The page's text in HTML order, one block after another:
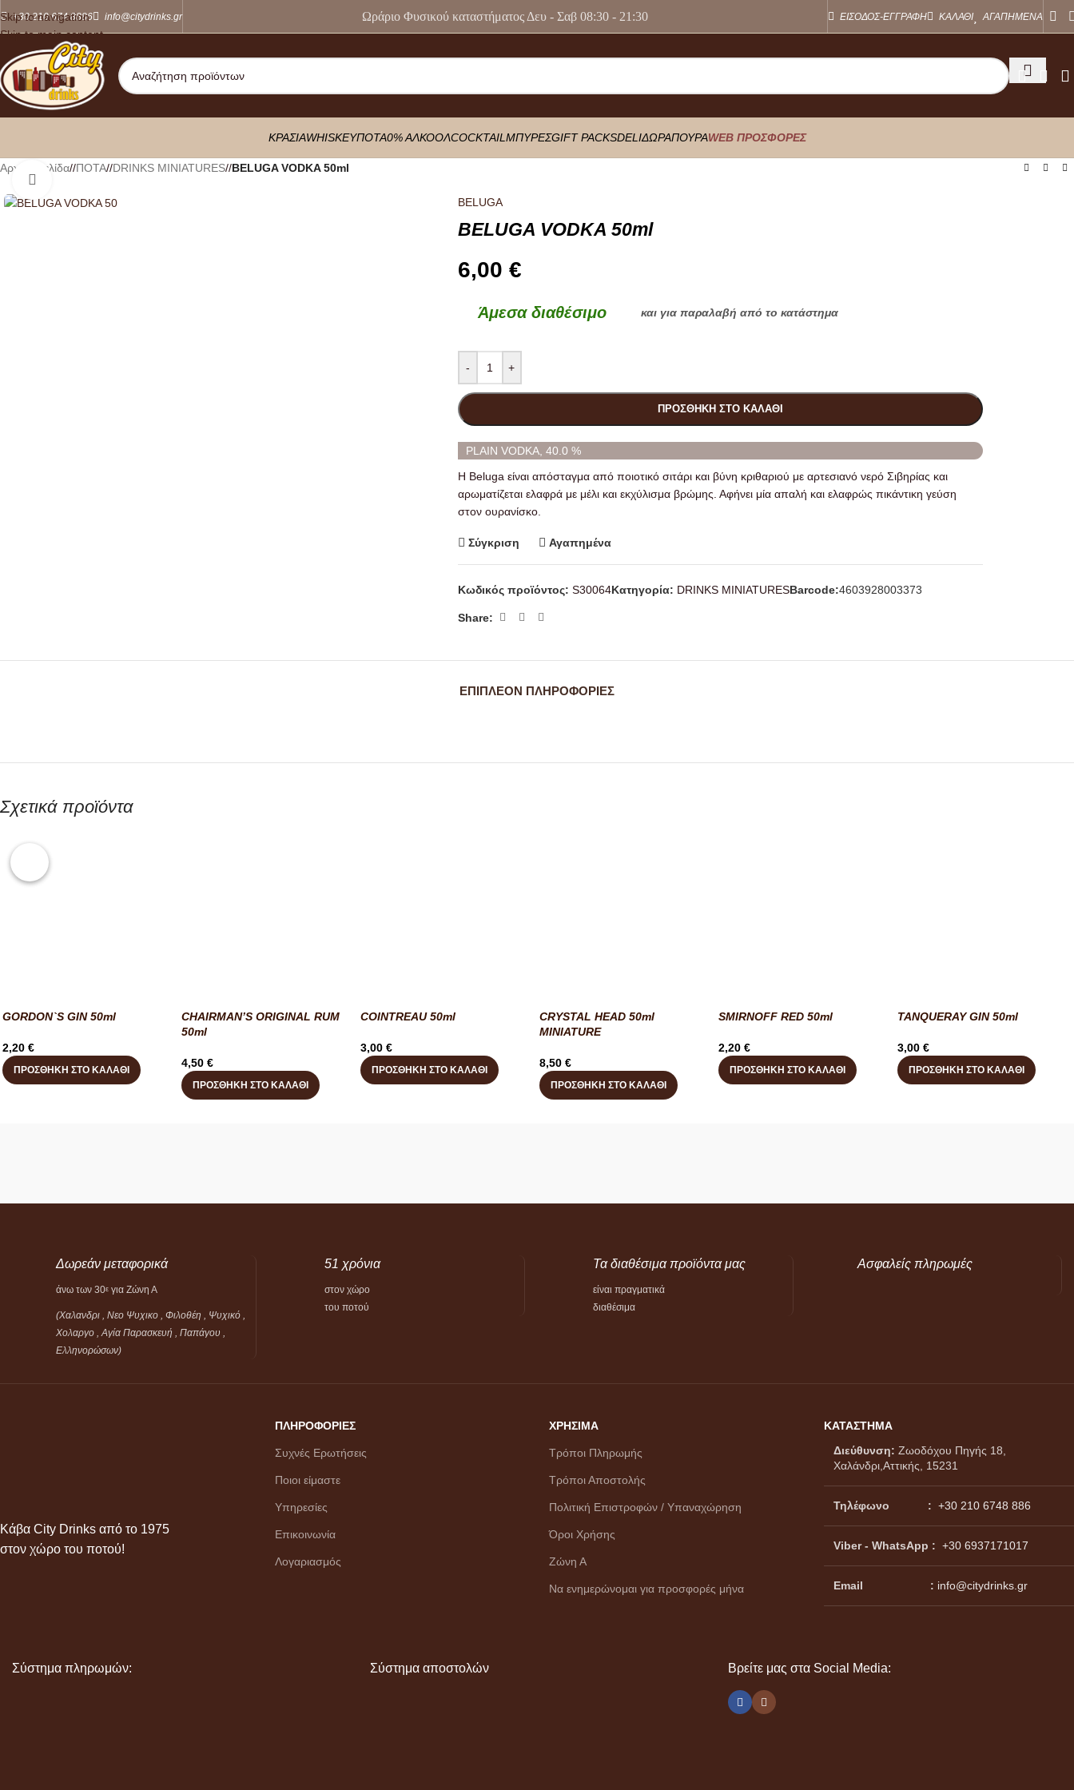
Skip to navigation
Skip to main content
+30 210 674 8886 info@citydrinks.gr Ωράριο Φυσικού καταστήματος Δευ - Σαβ 08:30 - 21:30 ΕΙΣΟΔΟΣ-ΕΓΓΡΑΦΗ ΚΑΛΑΘΙ ΑΓΑΠΗΜΕΝΑ
ΚΡΑΣΙΑWHISKEYΠΟΤΑ0% ΑΛΚΟΟΛCOCKTAIL ΜΠΥΡΕΣGIFT PACKSDELIΔΩΡΑΠΟΥΡΑWEB ΠΡΟΣΦΟΡΕΣ
Αρχική σελίδα/ ΠΟΤΑ/ DRINKS MINIATURES/ BELUGA VODKA 50ml
BELUGA
BELUGA VODKA 50ml
6,00 €
Άμεσα διαθέσιμο και για παραλαβή από το κατάστημα
- +
ΠΡΟΣΘΉΚΗ ΣΤΟ ΚΑΛΆΘΙ
PLAIN VODKA, 40.0 %
H Beluga είναι απόσταγμα από ποιοτικό σιτάρι και βύνη κριθαριού με αρτεσιανό νερό Σιβηρίας και
αρωματίζεται ελαφρά με μέλι και εκχύλισμα βρώμης. Αφήνει μία απαλή και ελαφρώς πικάντικη γεύση
στον ουρανίσκο.
Σύγκριση Αγαπημένα
Κωδικός προϊόντος: S30064Κατηγορία: DRINKS MINIATURESBarcode:4603928003373
Share:
ΕΠΙΠΛΈΟΝ ΠΛΗΡΟΦΟΡΊΕΣ
Σχετικά προϊόντα
GORDON`S GIN 50ml
2,20 €
ΠΡΟΣΘΉΚΗ ΣΤΟ ΚΑΛΆΘΙ
CHAIRMAN’S ORIGINAL RUM
50ml
4,50 €
ΠΡΟΣΘΉΚΗ ΣΤΟ ΚΑΛΆΘΙ
COINTREAU 50ml
3,00 €
ΠΡΟΣΘΉΚΗ ΣΤΟ ΚΑΛΆΘΙ
CRYSTAL HEAD 50ml
MINIATURE
8,50 €
ΠΡΟΣΘΉΚΗ ΣΤΟ ΚΑΛΆΘΙ
SMIRNOFF RED 50ml
2,20 €
ΠΡΟΣΘΉΚΗ ΣΤΟ ΚΑΛΆΘΙ
TANQUERAY GIN 50ml
3,00 €
ΠΡΟΣΘΉΚΗ ΣΤΟ ΚΑΛΆΘΙ
Δωρεάν μεταφορικά
άνω των 30ε για Ζώνη Α
(Χαλανδρι , Νεο Ψυχικο , Φιλοθέη , Ψυχικό ,
Χολαργο , Αγία Παρασκευή , Παπάγου ,
Ελληνορώσων)
51 χρόνια
στον χώρο
του ποτού
Τα διαθέσιμα προϊόντα μας
είναι πραγματικά
διαθέσιμα
Ασφαλείς πληρωμές
Κάβα City Drinks από το 1975
στον χώρο του ποτού!
ΠΛΗΡΟΦΟΡΙΕΣ
Συχνές Ερωτήσεις
Ποιοι είμαστε
Υπηρεσίες
Επικοινωνία
Λογαριασμός
ΧΡΗΣΙΜΑ
Τρόποι Πληρωμής
Τρόποι Αποστολής
Πολιτική Επιστροφών / Υπαναχώρηση
Όροι Χρήσης
Ζώνη Α
Να ενημερώνομαι για προσφορές μήνα
ΚΑΤΑΣΤΗΜΑ
Διεύθυνση: Ζωοδόχου Πηγής 18,
Χαλάνδρι,Αττικής, 15231
Τηλέφωνο : +30 210 6748 886
Viber - WhatsApp : +30 6937171017
Email : info@citydrinks.gr
Σύστημα πληρωμών: Σύστημα αποστολών Βρείτε μας στα Social Media: